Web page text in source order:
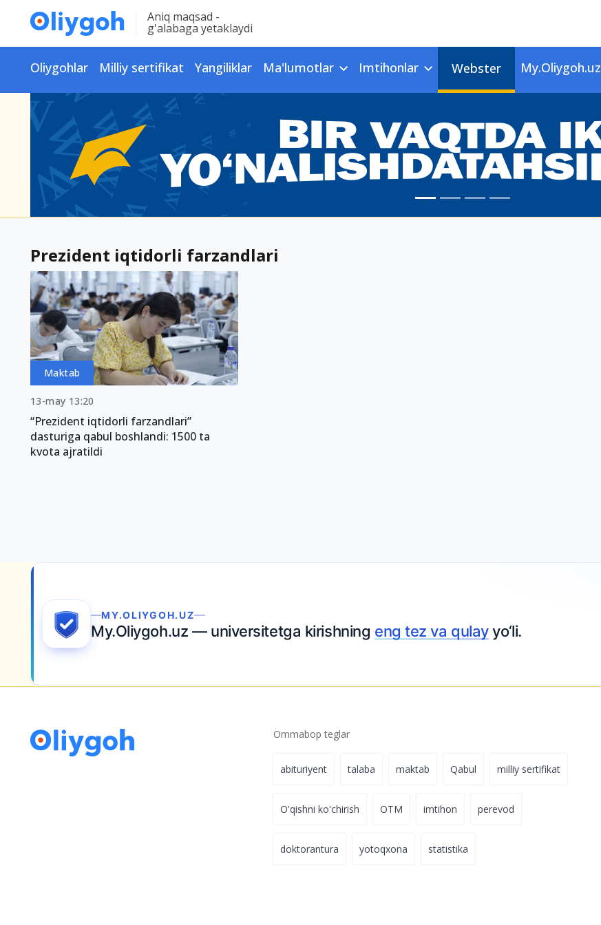
Aniq maqsad -
g'alabaga yetaklaydi
Oliygohlar Milliy sertifikat Yangiliklar Ma'lumotlar Imtihonlar Webster My.Oliygoh.uz
Prezident iqtidorli farzandlari
Maktab
13-may 13:20
“Prezident iqtidorli farzandlari”
dasturiga qabul boshlandi: 1500 ta
kvota ajratildi
MY.OLIYGOH.UZ
My.Oliygoh.uz — universitetga kirishning eng tez va qulayyo‘li.
Ommabop teglar
abituriyent talaba maktab Qabul milliy sertifikat
O'qishni ko'chirish OTM imtihon perevod
doktorantura yotoqxona statistika